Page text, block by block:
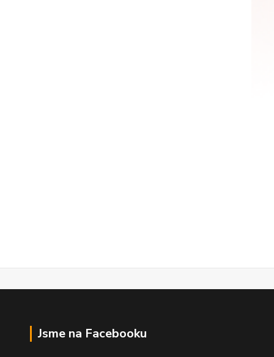
Jsme na Facebooku